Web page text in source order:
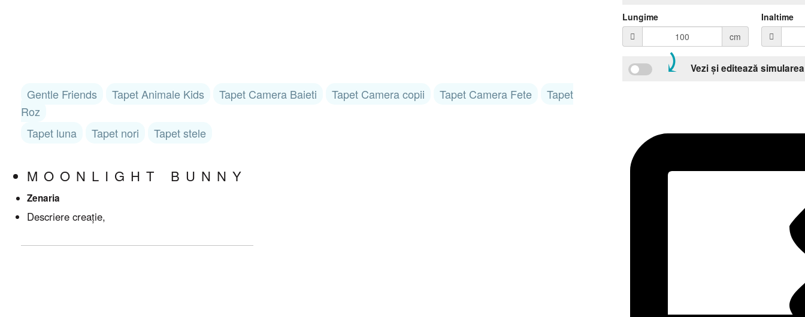
Gentle Friends Tapet Animale Kids Tapet Camera Baieti Tapet Camera copii Tapet Camera Fete
Tapet
Roz
Tapet luna
Tapet nori Tapet stele
MOONLIGHT BUNNY
Zenaria
Descriere creație,
⤸Vezi și editează
Lungime
cm
Inaltime